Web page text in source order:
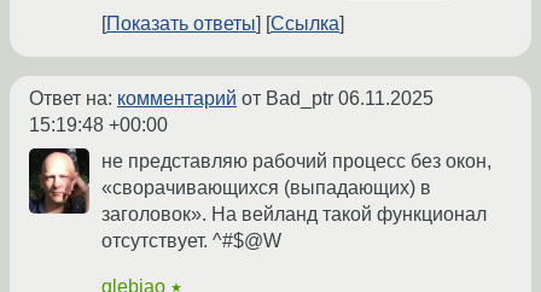
Показать ответы Ссылка
Ответ на: комментарий от Bad_ptr 06.11.2025
15:19:48 +00:00
не представляю рабочий процесс без окон,
«сворачивающихся (выпадающих) в
заголовок». На вейланд такой функционал
отсутствует. ^#$@W
glebiao ★